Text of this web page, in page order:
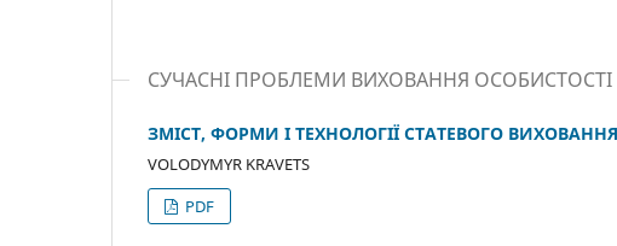
СУЧАСНІ ПРОБЛЕМИ ВИХОВАННЯ
ЗМІСТ, ФОРМИ І ТЕХНОЛОГІЇ СТАТЕВОГО
VOLODYMYR KRAVETS
PDF